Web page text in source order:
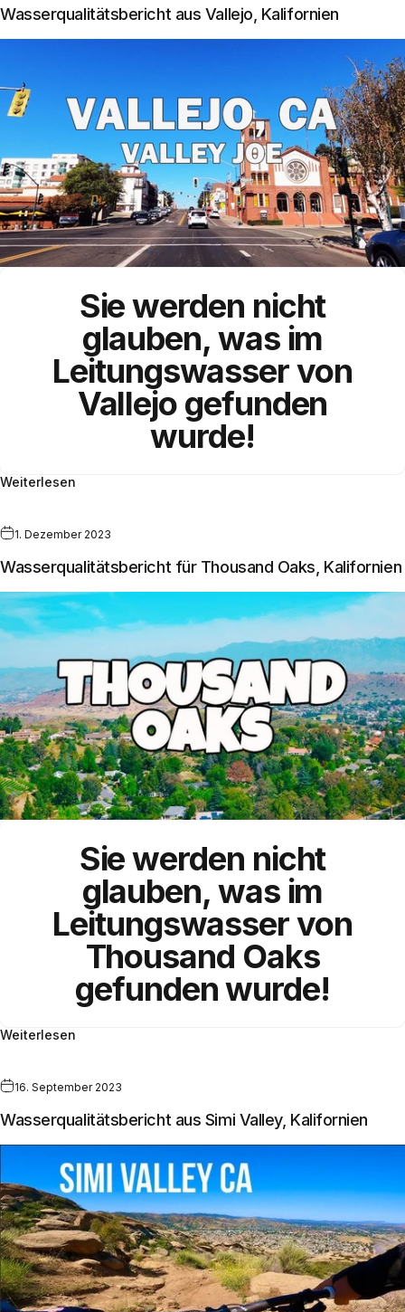
Wasserqualitätsbericht aus Vallejo, Kalifornien
Sie werden nicht
glauben, was im
Leitungswasservon
Vallejo gefunden
wurde!
Weiterlesen
1. Dezember 2023
Wasserqualitätsbericht für Thousand Oaks, Kalifornien
Sie werden nicht
glauben, was im
Leitungswasservon
Thousand Oaks
gefunden wurde!
Weiterlesen
16. September 2023
Wasserqualitätsbericht aus Simi Valley, Kalifornien